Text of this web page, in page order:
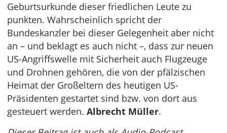
Geburtsurkunde dieser friedlichen Leute zu
punkten. Wahrscheinlich spricht der
Bundeskanzler bei dieser Gelegenheit aber nicht
an – und beklagt es auch nicht –, dass zur neuen
US-Angriffswelle mit Sicherheit auch Flugzeuge
und Drohnen gehören, die von der pfälzischen
Heimat der Großeltern des heutigen US-
Präsidenten gestartet sind bzw. von dort aus
gesteuert werden. Albrecht Müller.